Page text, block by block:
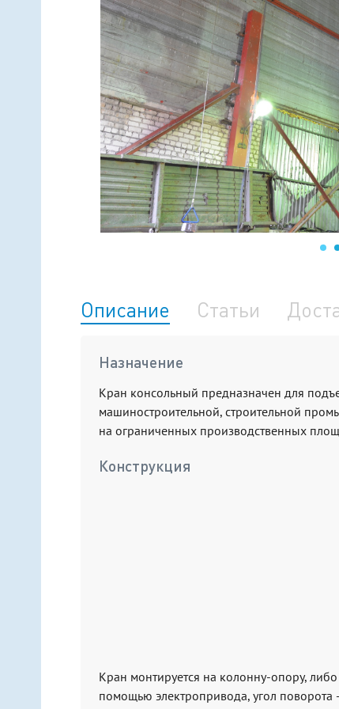
Линейные (подвес за центр)
Линейные (подвес за две точки)
Н-образные
Рамные
Еще 6 видов
Описание Статьи
Назначение
Кран консольный предназначен для
машиностроительной, строительной
на ограниченных производственных
Конструкция
Кран монтируется на колонну-опору,
помощью электропривода, угол